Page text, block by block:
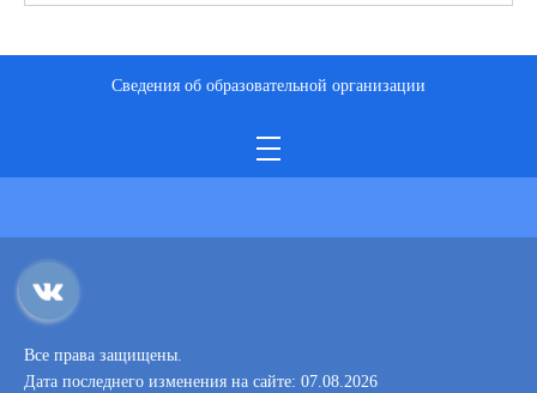
Сведения об образовательной организации
Все права защищены.
Дата последнего изменения на сайте: 07.08.2026